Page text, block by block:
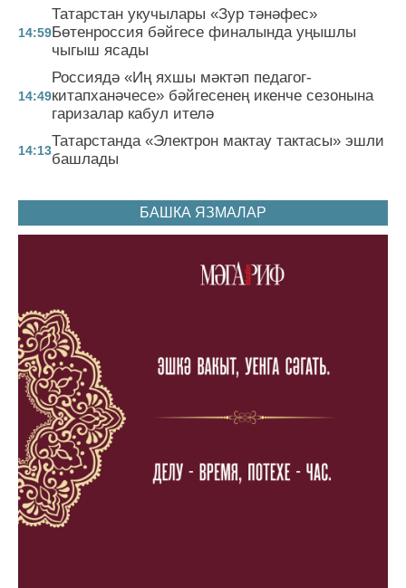
14:59
Татарстан укучылары «Зур тәнәфес»
Бөтенроссия бәйгесе финалында уңышлы
чыгыш ясады
14:49
Россиядә «Иң яхшы мәктәп педагог-
китапханәчесе» бәйгесенең икенче сезонына
гаризалар кабул ителә
14:13
Татарстанда «Электрон мактау тактасы» эшли
башлады
БАШКА ЯЗМАЛАР